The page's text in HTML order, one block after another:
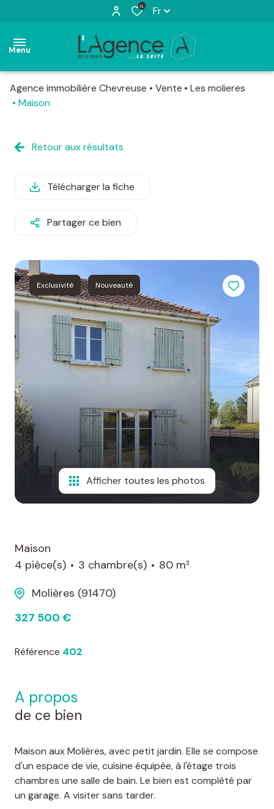
0 Fr
Menu
accueil
terrains
locations
estimation
contact
Agence immobilière Chevreuse Vente
Les molieres
Maison
Retour aux résultats
Télécharger la fiche
Partager ce bien
Exclusivité Nouveauté
Afficher toutes les photos
Maison
4 pièce(s)
3 chambre(s)
80 m²
Molières (91470)
327 500 €
Référence 402
a propos
de ce bien
Maison aux Molières, avec petit jardin. Elle se compose
d'un espace de vie, cuisine équipée, à l'étage trois
chambres une salle de bain. Le bien est complété par
un garage. A visiter sans tarder.